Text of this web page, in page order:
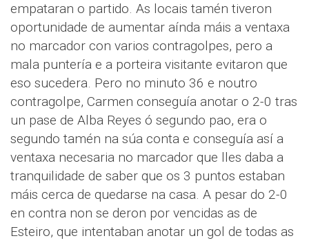
empataran o partido. As locais tamén tiveron
oportunidade de aumentar aínda máis a ventaxa
no marcador con varios contragolpes, pero a
mala puntería e a porteira visitante evitaron que
eso sucedera. Pero no minuto 36 e noutro
contragolpe, Carmen conseguía anotar o 2-0 tras
un pase de Alba Reyes ó segundo pao, era o
segundo tamén na súa conta e conseguía así a
ventaxa necesaria no marcador que lles daba a
tranquilidade de saber que os 3 puntos estaban
máis cerca de quedarse na casa. A pesar do 2-0
en contra non se deron por vencidas as de
Esteiro, que intentaban anotar un gol de todas as